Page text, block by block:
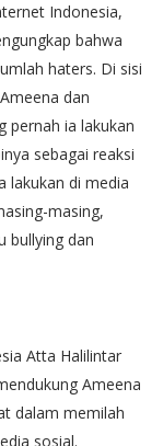
Indonesia,
bahwa
haters. Di sisi
dan
pernah ia lakukan
sebagai reaksi
lakukan di media
masing,
bullying dan
Atta Halilintar
Ameena
dalam memilah
sosial.